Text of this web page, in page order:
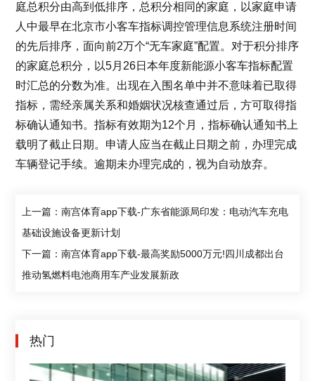
庭总积分由高到低排序，总积分相同的家庭，以家庭申请
人中最早在北京市小客车指标调控管理信息系统注册时间
的先后排序，面向前2万个“无车家庭”配置。对于积分排序
的家庭总积分，以5月26日本年度新能源小客车指标配置
时汇总的分数为准。出现在入围名单中并不意味着已取得
指标，需经亲属关系和婚姻状况核查通过后，方可取得指
标确认通知书。指标有效期为12个月，指标确认通知书上
载明了截止日期。申请人应当在截止日期之前，办理完成
车辆登记手续。逾期未办理完成的，视为自动放弃。
上一篇：南宫体育app下载-广东省能源局印发：电动汽车充电
基础设施设备更新计划
下一篇：南宫体育app下载-最高奖励5000万元!四川成都出台
推动氢燃料电池商用车产业发展新政
热门